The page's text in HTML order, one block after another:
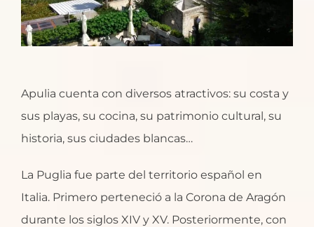
Apulia cuenta con diversos atractivos: su costa y
sus playas, su cocina, su patrimonio cultural, su
historia, sus ciudades blancas…
La Puglia fue parte del territorio español en
Italia. Primero perteneció a la Corona de Aragón
durante los siglos XIV y XV. Posteriormente, con